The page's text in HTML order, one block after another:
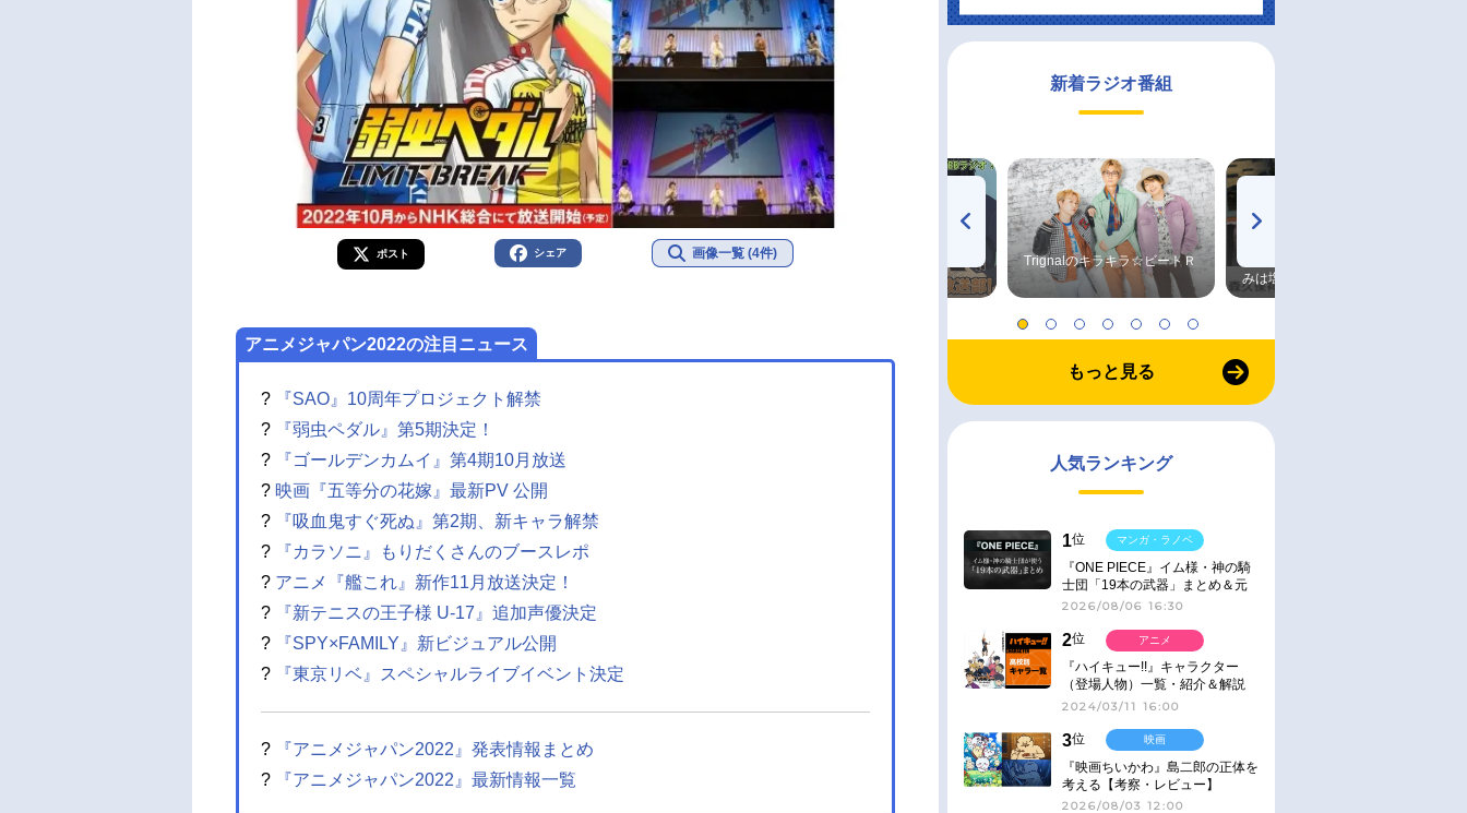
ポスト シェア 画像一覧 (4件)
アニメジャパン2022の注目ニュース
?
『SAO』10周年プロジェクト解禁
?
『弱虫ペダル』第5期決定！
?
『ゴールデンカムイ』第4期10月放送
? 映画『五等分の花嫁』最新PV 公開
?
『吸血鬼すぐ死ぬ』第2期、新キャラ解禁
?
『カラソニ』もりだくさんのブースレポ
? アニメ『艦これ』新作11月放送決定！
?
『新テニスの王子様 U-17』追加声優決定
?
『SPY×FAMILY』新ビジュアル公開
?
『東京リベ』スペシャルライブイベント決定
?
『アニメジャパン2022』発表情報まとめ
?
『アニメジャパン2022』最新情報一覧
新着ラジオ番組
TVアニメ『戦隊大失格』
Trignalのキラキラ☆ビートＲ
みは塩だけ
もっと見る
人気ランキング
1位
『ONE PIECE』イム様・神の騎
士団「19本の武器」まとめ＆元
ネタ
2026/08/06 16:30
マンガ・ラノベ
2位
『ハイキュー!!』キャラクター
（登場人物）一覧・紹介＆解説
2024/03/11 16:00
アニメ
3位
『映画ちいかわ』島二郎の正体を
考える【考察・レビュー】
2026/08/03 12:00
映画